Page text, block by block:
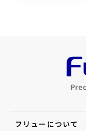
フリューについて